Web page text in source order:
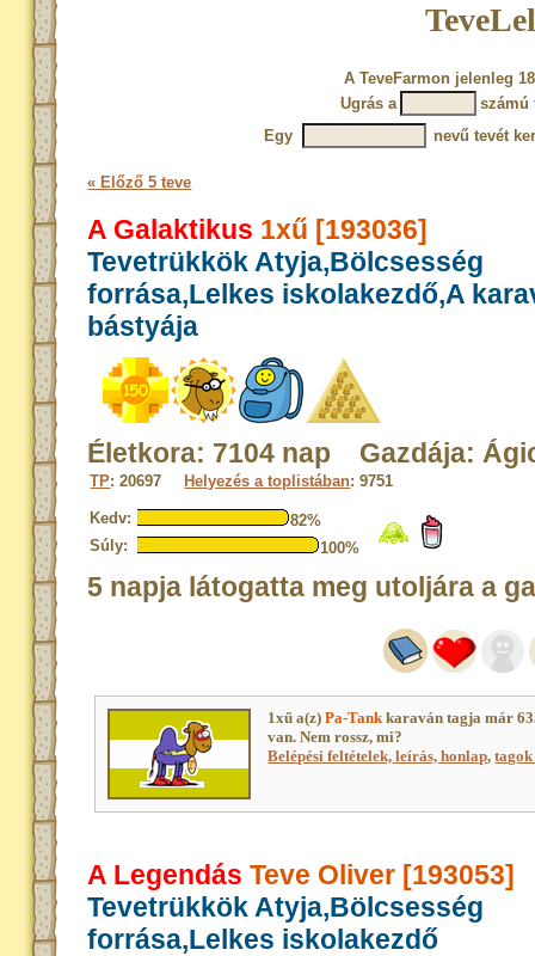
A TeveFarmon jelenleg
Ugrás a
számú
Egy
nevű tevét
« Előző 5 teve
A Galaktikus 1xű [193036]
Tevetrükkök Atyja,Bölcsesség
forrása,Lelkes iskolakezdő,A
bástyája
Életkora: 7104 nap Gazdája:
TP: 20697 Helyezés a toplistában: 9751
Kedv:
82%
Súly:
100%
5 napja látogatta meg utoljára a
1xű a(z)Pa-Tankkaraván tagja már
van. Nem rossz, mi?
Belépési feltételek, leírás, honlap,
A Legendás Teve Oliver [193053]
Tevetrükkök Atyja,Bölcsesség
forrása,Lelkes iskolakezdő